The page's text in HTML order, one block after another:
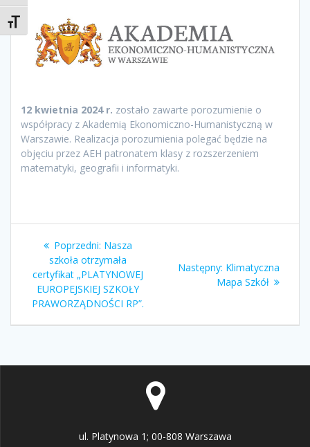
Toggle Font size
12 kwietnia 2024 r. zostało zawarte porozumienie o
współpracy z Akademią Ekonomiczno-Humanistyczną w
Warszawie. Realizacja porozumienia polegać będzie na
objęciu przez AEH patronatem klasy z rozszerzeniem
matematyki, geografii i informatyki.
Nawigacja
wpisu
Poprzedni: Poprzedni
wpis:
Nasza
szkoła otrzymała
certyfikat „PLATYNOWEJ
EUROPEJSKIEJ SZKOŁY
PRAWORZĄDNOŚCI RP”.
Następny: Następny
wpis:
Klimatyczna
Mapa Szkół
ul. Platynowa 1; 00-808 Warszawa